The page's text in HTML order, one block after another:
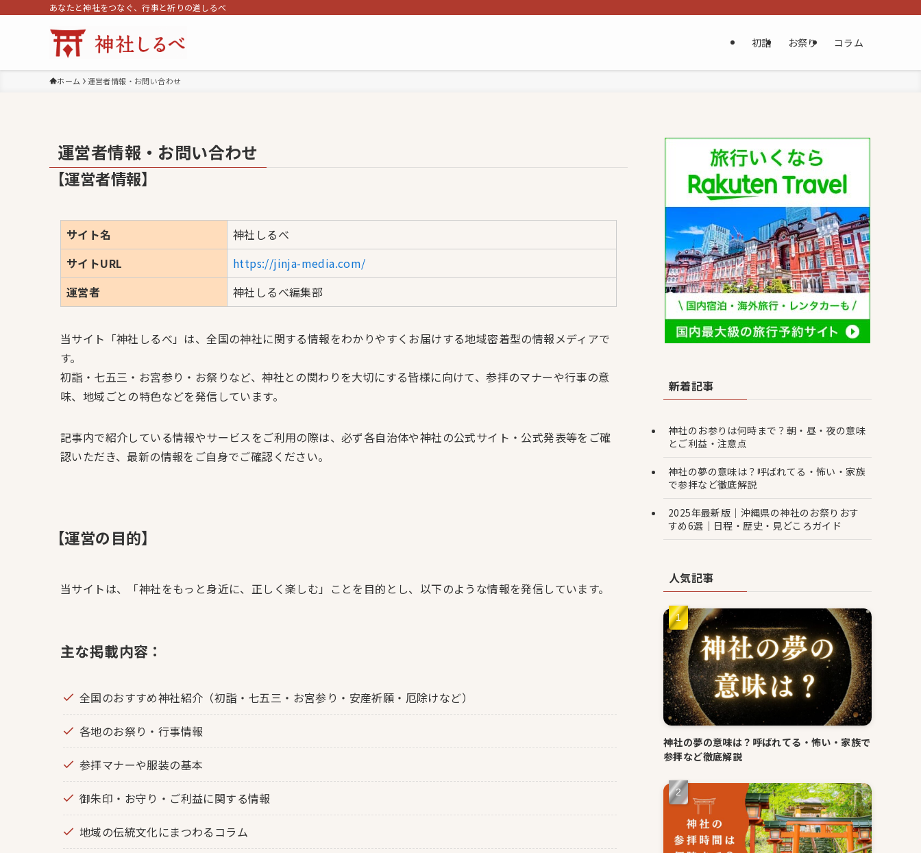
あなたと神社をつなぐ、行事と祈りの道しるべ
初詣 お祭り コラム
ホーム 運営者情報・お問い合わせ
運営者情報・お問い合わせ
【運営者情報】
サイト名
神社しるべ
サイトURL
https://jinja-media.com/
運営者
神社しるべ編集部
当サイト「神社しるべ」は、全国の神社に関する情報をわかりやすくお届けする地域密着型の情報メディアで
す。
初詣・七五三・お宮参り・お祭りなど、神社との関わりを大切にする皆様に向けて、参拝のマナーや行事の意
味、地域ごとの特色などを発信しています。
記事内で紹介している情報やサービスをご利用の際は、必ず各自治体や神社の公式サイト・公式発表等をご確
認いただき、最新の情報をご自身でご確認ください。
【運営の目的】
当サイトは、「神社をもっと身近に、正しく楽しむ」ことを目的とし、以下のような情報を発信しています。
主な掲載内容：
全国のおすすめ神社紹介（初詣・七五三・お宮参り・安産祈願・厄除けなど）
各地のお祭り・行事情報
参拝マナーや服装の基本
御朱印・お守り・ご利益に関する情報
地域の伝統文化にまつわるコラム
新着記事
神社のお参りは何時まで？朝・昼・夜の意味
とご利益・注意点
神社の夢の意味は？呼ばれてる・怖い・家族
で参拝など徹底解説
2025年最新版｜沖縄県の神社のお祭りおす
すめ6選｜日程・歴史・見どころガイド
人気記事
神社の夢の意味は？呼ばれてる・怖い・家族で
参拝など徹底解説